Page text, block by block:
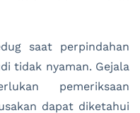
saat perpindahan
tidak nyaman. Gejala
pemeriksaan
dapat diketahui